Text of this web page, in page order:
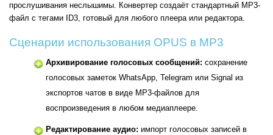
прослушивания неслышимы. Конвертер создаёт стандартный MP3-
файл с тегами ID3, готовый для любого плеера или редактора.
Сценарии использования OPUS в MP3
Архивирование голосовых сообщений: сохранение
голосовых заметок WhatsApp, Telegram или Signal из
экспортов чатов в виде MP3-файлов для
воспроизведения в любом медиаплеере.
Редактирование аудио: импорт голосовых записей в